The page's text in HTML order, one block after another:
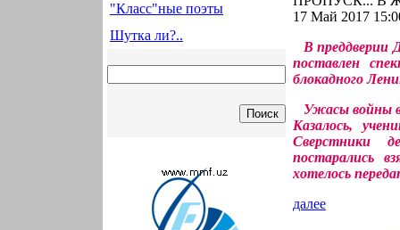
"Класс"ные поэты
Шутка ли?..
17 Май 2017
В преддверии
поставлен
блокадного
Ужасы войны
Казалось,
Сверстники
постарались
хотелось
далее